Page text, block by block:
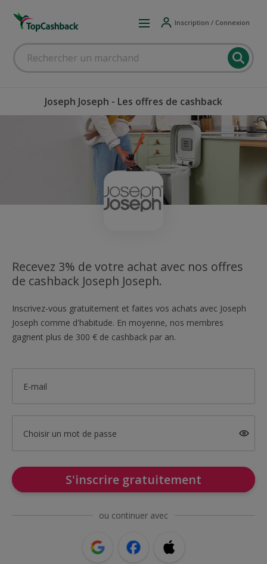
Inscription / Connexion
Joseph Joseph - Les offres de cashback
Recevez 3% de votre achat avec nos offres
de cashback Joseph Joseph.
Inscrivez-vous gratuitement et faites vos achats avec Joseph
Joseph comme d'habitude. En moyenne, nos membres
gagnent plus de 300 € de cashback par an.
E-mail
Choisir un mot de passe
S'inscrire gratuitement
ou continuer avec